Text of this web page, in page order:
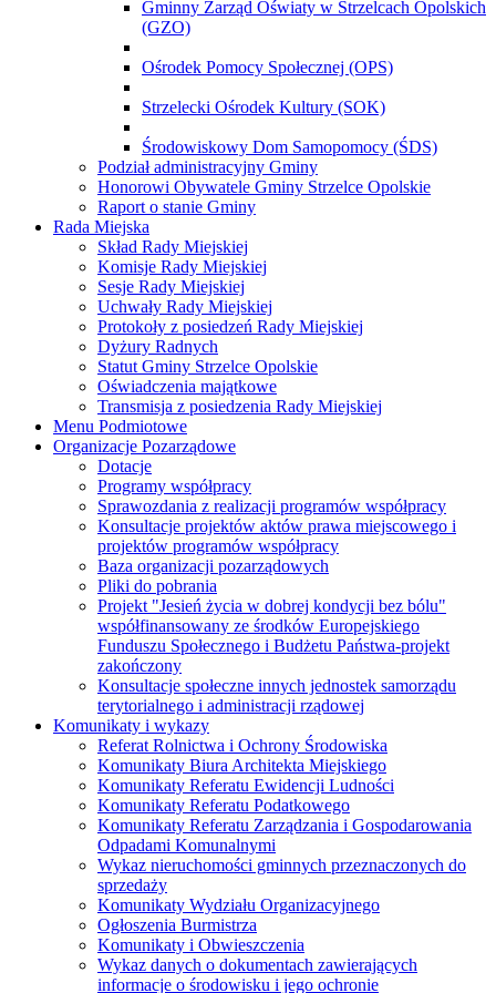
Gminny Zarząd Oświaty w Strzelcach Opolskich
(GZO)
Ośrodek Pomocy Społecznej (OPS)
Strzelecki Ośrodek Kultury (SOK)
Środowiskowy Dom Samopomocy (ŚDS)
Podział administracyjny Gminy
Honorowi Obywatele Gminy Strzelce Opolskie
Raport o stanie Gminy
Rada Miejska
Skład Rady Miejskiej
Komisje Rady Miejskiej
Sesje Rady Miejskiej
Uchwały Rady Miejskiej
Protokoły z posiedzeń Rady Miejskiej
Dyżury Radnych
Statut Gminy Strzelce Opolskie
Oświadczenia majątkowe
Transmisja z posiedzenia Rady Miejskiej
Menu Podmiotowe
Organizacje Pozarządowe
Dotacje
Programy współpracy
Sprawozdania z realizacji programów współpracy
Konsultacje projektów aktów prawa miejscowego i
projektów programów współpracy
Baza organizacji pozarządowych
Pliki do pobrania
Projekt "Jesień życia w dobrej kondycji bez bólu"
współfinansowany ze środków Europejskiego
Funduszu Społecznego i Budżetu Państwa-projekt
zakończony
Konsultacje społeczne innych jednostek samorządu
terytorialnego i administracji rządowej
Komunikaty i wykazy
Referat Rolnictwa i Ochrony Środowiska
Komunikaty Biura Architekta Miejskiego
Komunikaty Referatu Ewidencji Ludności
Komunikaty Referatu Podatkowego
Komunikaty Referatu Zarządzania i Gospodarowania
Odpadami Komunalnymi
Wykaz nieruchomości gminnych przeznaczonych do
sprzedaży
Komunikaty Wydziału Organizacyjnego
Ogłoszenia Burmistrza
Komunikaty i Obwieszczenia
Wykaz danych o dokumentach zawierających
informacje o środowisku i jego ochronie